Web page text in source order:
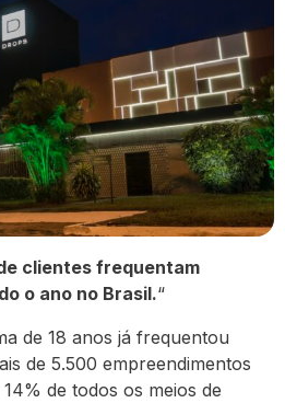
clientes frequentam
o ano no Brasil.“
de 18 anos já frequentou
de 5.500 empreendimentos
de todos os meios de